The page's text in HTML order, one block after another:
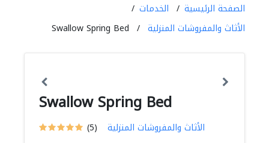
الصفحة الرئيسية
الخدمات
الأثاث والمفروشات المنزلية
Swallow Spring Bed
Swallow Spring Bed
(5) الأثاث والمفروشات المنزلية